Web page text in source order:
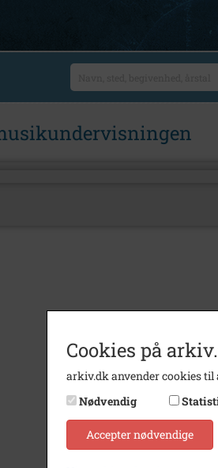
Cookies på
arkiv.dk anvender cookies
Nødvendig
Accepter nødvendige